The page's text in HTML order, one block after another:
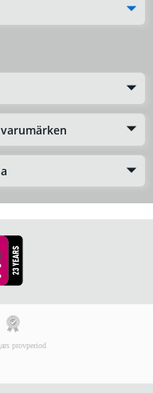
provperiod